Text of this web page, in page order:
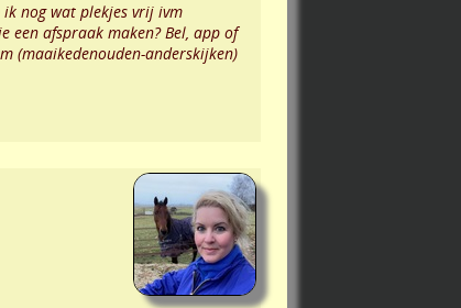
nog wat plekjes vrij ivm
afspraak maken? Bel, app of
(maaikedenouden-anderskijken)